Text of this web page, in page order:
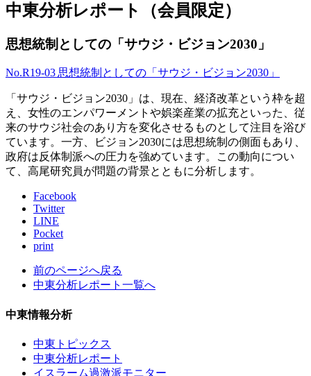
中東分析レポート（会員限定）
思想統制としての「サウジ・ビジョン2030」
No.R19-03 思想統制としての「サウジ・ビジョン2030」
「サウジ・ビジョン2030」は、現在、経済改革という枠を超
え、女性のエンパワーメントや娯楽産業の拡充といった、従
来のサウジ社会のあり方を変化させるものとして注目を浴び
ています。一方、ビジョン2030には思想統制の側面もあり、
政府は反体制派への圧力を強めています。この動向につい
て、高尾研究員が問題の背景とともに分析します。
Facebook
Twitter
LINE
Pocket
print
前のページへ戻る
中東分析レポート一覧へ
中東情報分析
中東トピックス
中東分析レポート
イスラーム過激派モニター